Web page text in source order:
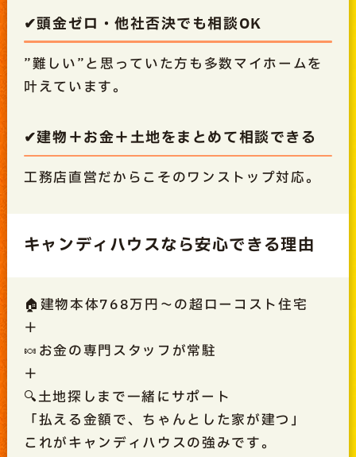
✔頭金ゼロ・他社否決でも相談OK
”難しい”と思っていた方も多数マイホームを
叶えています。
✔建物＋お金＋土地をまとめて相談できる
工務店直営だからこそのワンストップ対応。
キャンディハウスなら安心できる理由
🏠建物本体768万円～の超ローコスト住宅
＋
🍬お金の専門スタッフが常駐
＋
🔍土地探しまで一緒にサポート
「払える金額で、ちゃんとした家が建つ」
これがキャンディハウスの強みです。